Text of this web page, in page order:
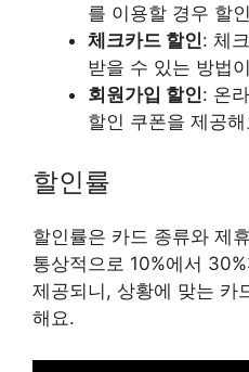
를 이용할 경우 할
체크카드 할인: 체
받을 수 있는 방법
회원가입 할인: 온
할인 쿠폰을 제공해
할인률
할인률은 카드 종류와 제
통상적으로 10%에서
제공되니, 상황에 맞는 카
해요.